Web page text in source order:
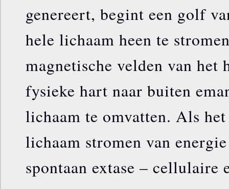
genereert, begint een golf
hele lichaam heen te
magnetische velden van het
fysieke hart naar buiten
lichaam te omvatten. Als
lichaam stromen van
spontaan extase – cellulaire